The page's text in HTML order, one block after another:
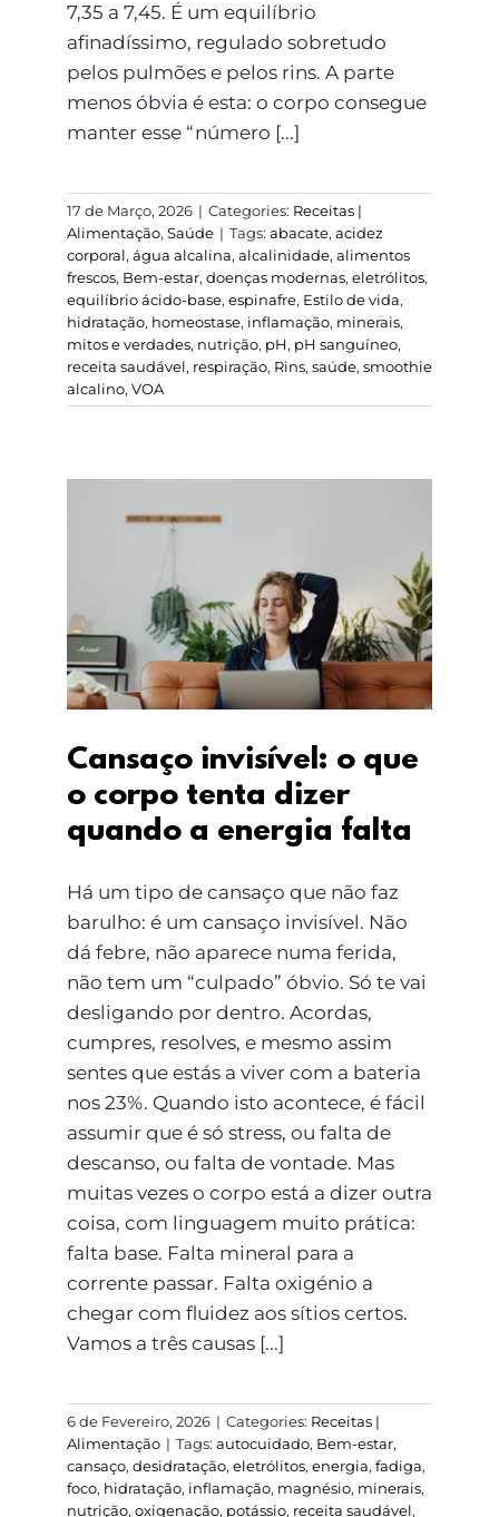
7,35 a 7,45. É um equilíbrio
afinadíssimo, regulado sobretudo
pelos pulmões e pelos rins. A parte
menos óbvia é esta: o corpo consegue
manter esse “número [...]
17 de Março, 2026 | Categories: Receitas |
Alimentação, Saúde | Tags: abacate, acidez
corporal, água alcalina, alcalinidade, alimentos
frescos, Bem-estar, doenças modernas, eletrólitos,
equilíbrio ácido-base, espinafre, Estilo de vida,
hidratação, homeostase, inflamação, minerais,
mitos e verdades, nutrição, pH, pH sanguíneo,
receita saudável, respiração, Rins, saúde, smoothie
alcalino, VOA
Cansaço invisível: o
que o corpo tenta dizer
quando a energia falta
Cansaço invisível: o que
o corpo tenta dizer
quando a energia falta
Há um tipo de cansaço que não faz
barulho: é um cansaço invisível. Não
dá febre, não aparece numa ferida,
não tem um “culpado” óbvio. Só te vai
desligando por dentro. Acordas,
cumpres, resolves, e mesmo assim
sentes que estás a viver com a bateria
nos 23%. Quando isto acontece, é fácil
assumir que é só stress, ou falta de
descanso, ou falta de vontade. Mas
muitas vezes o corpo está a dizer outra
coisa, com linguagem muito prática:
falta base. Falta mineral para a
corrente passar. Falta oxigénio a
chegar com fluidez aos sítios certos.
Vamos a três causas [...]
6 de Fevereiro, 2026 | Categories: Receitas |
Alimentação | Tags: autocuidado, Bem-estar,
cansaço, desidratação, eletrólitos, energia, fadiga,
foco, hidratação, inflamação, magnésio, minerais,
nutrição, oxigenação, potássio, receita saudável,